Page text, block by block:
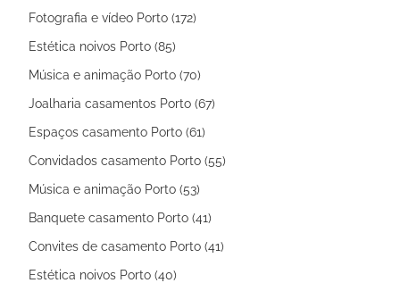
Fotografia e vídeo Porto (172)
Estética noivos Porto (85)
Música e animação Porto (70)
Joalharia casamentos Porto (67)
Espaços casamento Porto (61)
Convidados casamento Porto (55)
Música e animação Porto (53)
Banquete casamento Porto (41)
Convites de casamento Porto (41)
Estética noivos Porto (40)